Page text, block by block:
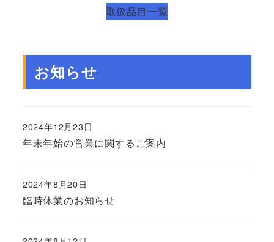
取扱品目一覧
お知らせ
年末年始の営業に関するご案内
2024年12月23日
臨時休業のお知らせ
2024年8月20日